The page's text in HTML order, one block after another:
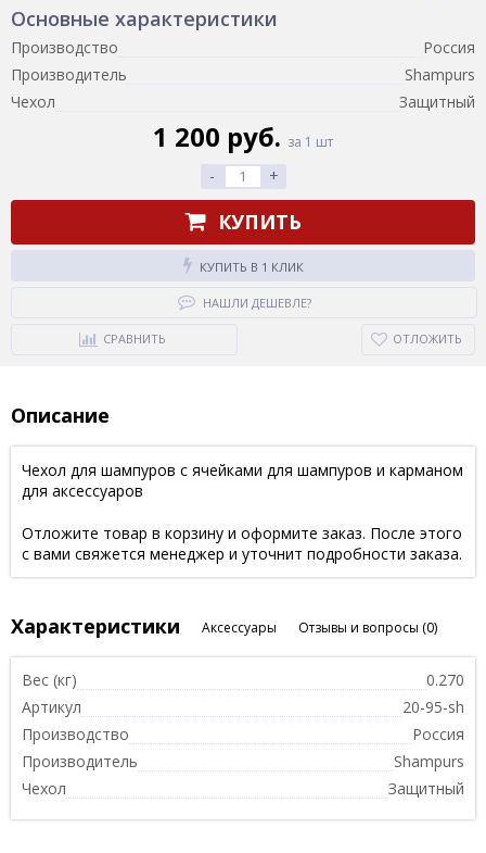
Основные характеристики
Производство
Россия
Производитель
Shampurs
Чехол
Защитный
1 200 руб. за 1 шт
- +
КУПИТЬ
КУПИТЬ В 1 КЛИК
НАШЛИ ДЕШЕВЛЕ?
СРАВНИТЬ ОТЛОЖИТЬ
Описание
Чехол для шампуров с ячейками для шампуров и карманом
для аксессуаров
Отложите товар в корзину и оформите заказ. После этого
с вами свяжется менеджер и уточнит подробности заказа.
Характеристики Аксессуары Отзывы и вопросы (0)
Вес (кг)
0.270
Артикул
20-95-sh
Производство
Россия
Производитель
Shampurs
Чехол
Защитный